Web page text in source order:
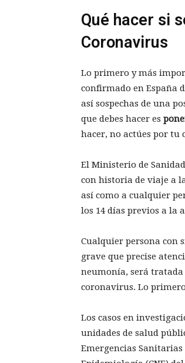
Qué hacer si
Coronavirus
Lo primero y más
confirmado en España
así sospechas de una
que debes hacer es
hacer, no actúes por tu
El Ministerio de
con historia de viaje a
así como a cualquier
los 14 días previos a la
Cualquier persona con
grave que precise
neumonía, será tratada
coronavirus. Lo
Los casos en
unidades de salud
Emergencias Sanitarias